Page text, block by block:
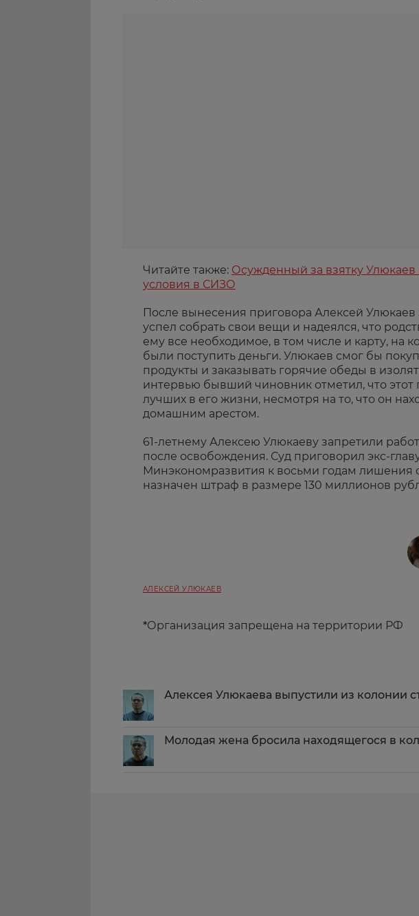
Читайте также: Осужденный за взятку Улюкаев
условия в СИЗО
После вынесения приговора Алексей Улюкаев
успел собрать свои вещи и надеялся, что
ему все необходимое, в том числе и карту, на
были поступить деньги. Улюкаев смог бы
продукты и заказывать горячие обеды в
интервью бывший чиновник отметил, что этот
лучших в его жизни, несмотря на то, что он
домашним арестом.
61-летнему Алексею Улюкаеву запретили
после освобождения. Суд приговорил экс-
Минэкономразвития к восьми годам лишения
назначен штраф в размере 130 миллионов
АЛЕКСЕЙ УЛЮКАЕВ
*Организация запрещена на территории РФ
Алексея Улюкаева выпустили из колонии
Молодая жена бросила находящегося в